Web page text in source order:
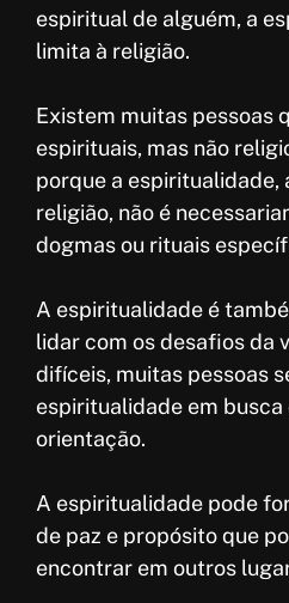
espiritual de alguém, a
limita à religião.
Existem muitas pessoas
espirituais, mas não
porque a espiritualidade,
religião, não é
dogmas ou rituais
A espiritualidade é
lidar com os desafios da
difíceis, muitas pessoas
espiritualidade em
orientação.
A espiritualidade pode
de paz e propósito que
encontrar em outros